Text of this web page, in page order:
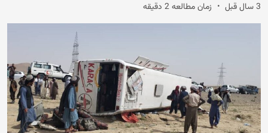
3 سال قبل زمان مطالعه 2 دقیقه